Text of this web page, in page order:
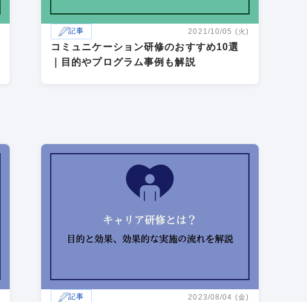
記事 2021/10/05 (火)
コミュニケーション研修のおすすめ10選
｜目的やプログラム事例も解説
記事 2023/08/04 (金)